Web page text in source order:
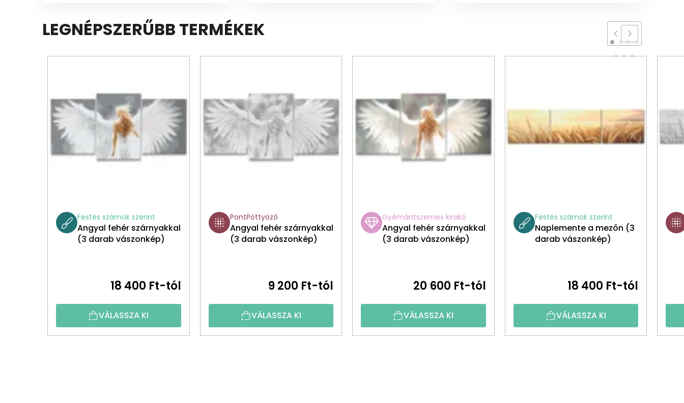
LEGNÉPSZERŰBB TERMÉKEK
Festés számok szerint
Angyal fehér szárnyakkal
(3 darab vászonkép)
18 400 Ft-tól
VÁLASSZA KI
PontPöttyöző
Angyal fehér szárnyakkal
(3 darab vászonkép)
9 200 Ft-tól
VÁLASSZA KI
Gyémántszemes kirakó
Angyal fehér szárnyakkal
(3 darab vászonkép)
20 600 Ft-tól
VÁLASSZA KI
Festés számok szerint
Naplemente a mezőn (3
darab vászonkép)
18 400 Ft-tól
VÁLASSZA KI